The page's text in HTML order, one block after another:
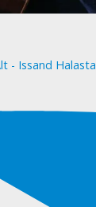
- Issand Halasta